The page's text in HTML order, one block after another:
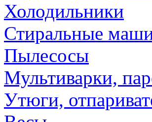
Холодильники
Стиральные
Пылесосы
Мультиварки,
Утюги,